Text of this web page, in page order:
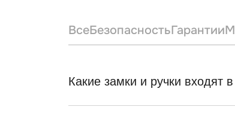
ВсеБезопасностьГарантии
Какие замки и ручки входят